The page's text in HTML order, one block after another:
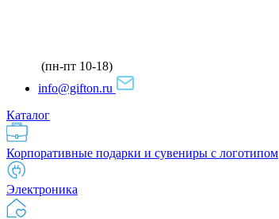
(пн-пт 10-18)
info@gifton.ru
Каталог
Корпоративные подарки и сувениры с логотипом
Электроника